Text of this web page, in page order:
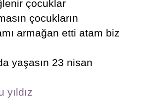
çocuklar
çocukların
armağan etti atam biz
yaşasın 23 nisan
yıldız